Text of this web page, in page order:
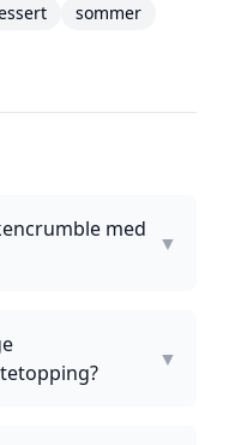
sommer
med
▼
▼